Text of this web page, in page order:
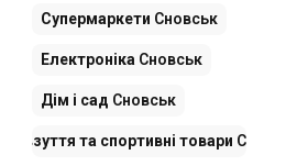
Супермаркети Сновськ
Електроніка Сновськ
Дім і сад Сновськ
взуття та спортивні товари Сновськ